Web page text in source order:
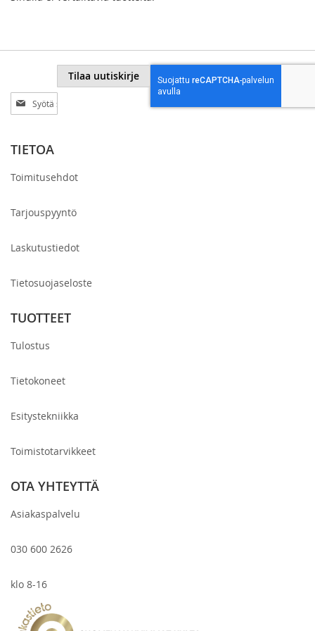
Tilaa
uutiskirjeemme:
Tilaa uutiskirje
TIETOA
Toimitusehdot
Tarjouspyyntö
Laskutustiedot
Tietosuojaseloste
TUOTTEET
Tulostus
Tietokoneet
Esitystekniikka
Toimistotarvikkeet
OTA YHTEYTTÄ
Asiakaspalvelu
030 600 2626
klo 8-16